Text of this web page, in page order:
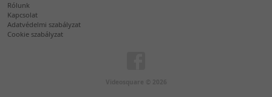
Rólunk
Kapcsolat
Adatvédelmi szabályzat
Cookie szabályzat